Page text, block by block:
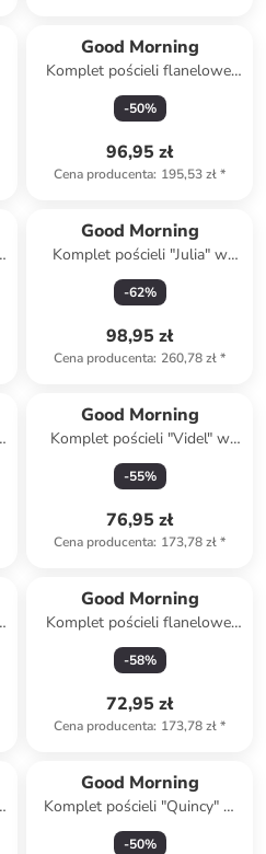
Good Morning
Komplet pościeli flanelowej
"Toss" w kolorze biało-
błękitnym
-50%
96,95 zł
Cena producenta: 195,53 zł*
Good Morning
Komplet pościeli "Julia" w
kolorze jasnoszaro-niebiesko-
jasnoróżowym
-62%
98,95 zł
Cena producenta: 260,78 zł*
Good Morning
Komplet pościeli "Videl" w
kolorze biało-beżowym ze
wzorem
-55%
76,95 zł
Cena producenta: 173,78 zł*
Good Morning
Komplet pościeli flanelowej
"Kiran" w kolorze
jasnoróżowo-jasnobrązowym
-58%
72,95 zł
Cena producenta: 173,78 zł*
Good Morning
Komplet pościeli "Quincy" w
kolorze miętowym
-50%